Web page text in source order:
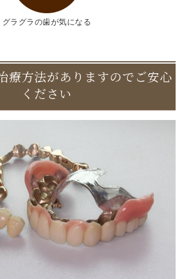
グラグラの歯が気になる
療方法がありますのでご安心
ください